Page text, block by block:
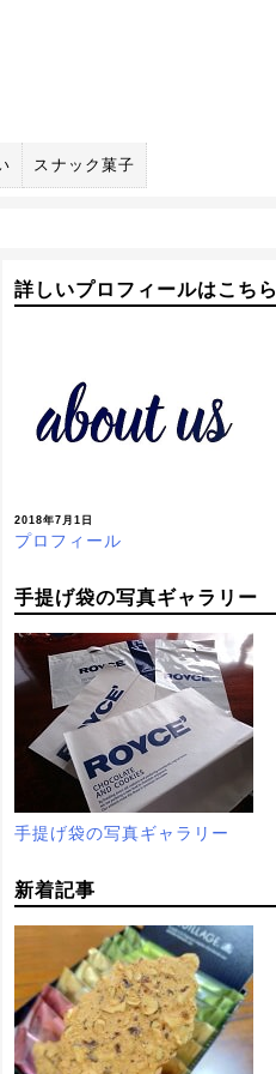
スナック菓子
詳しいプロフィールはこちら
2018年7月1日
プロフィール
手提げ袋の写真ギャラリー
手提げ袋の写真ギャラリー
新着記事